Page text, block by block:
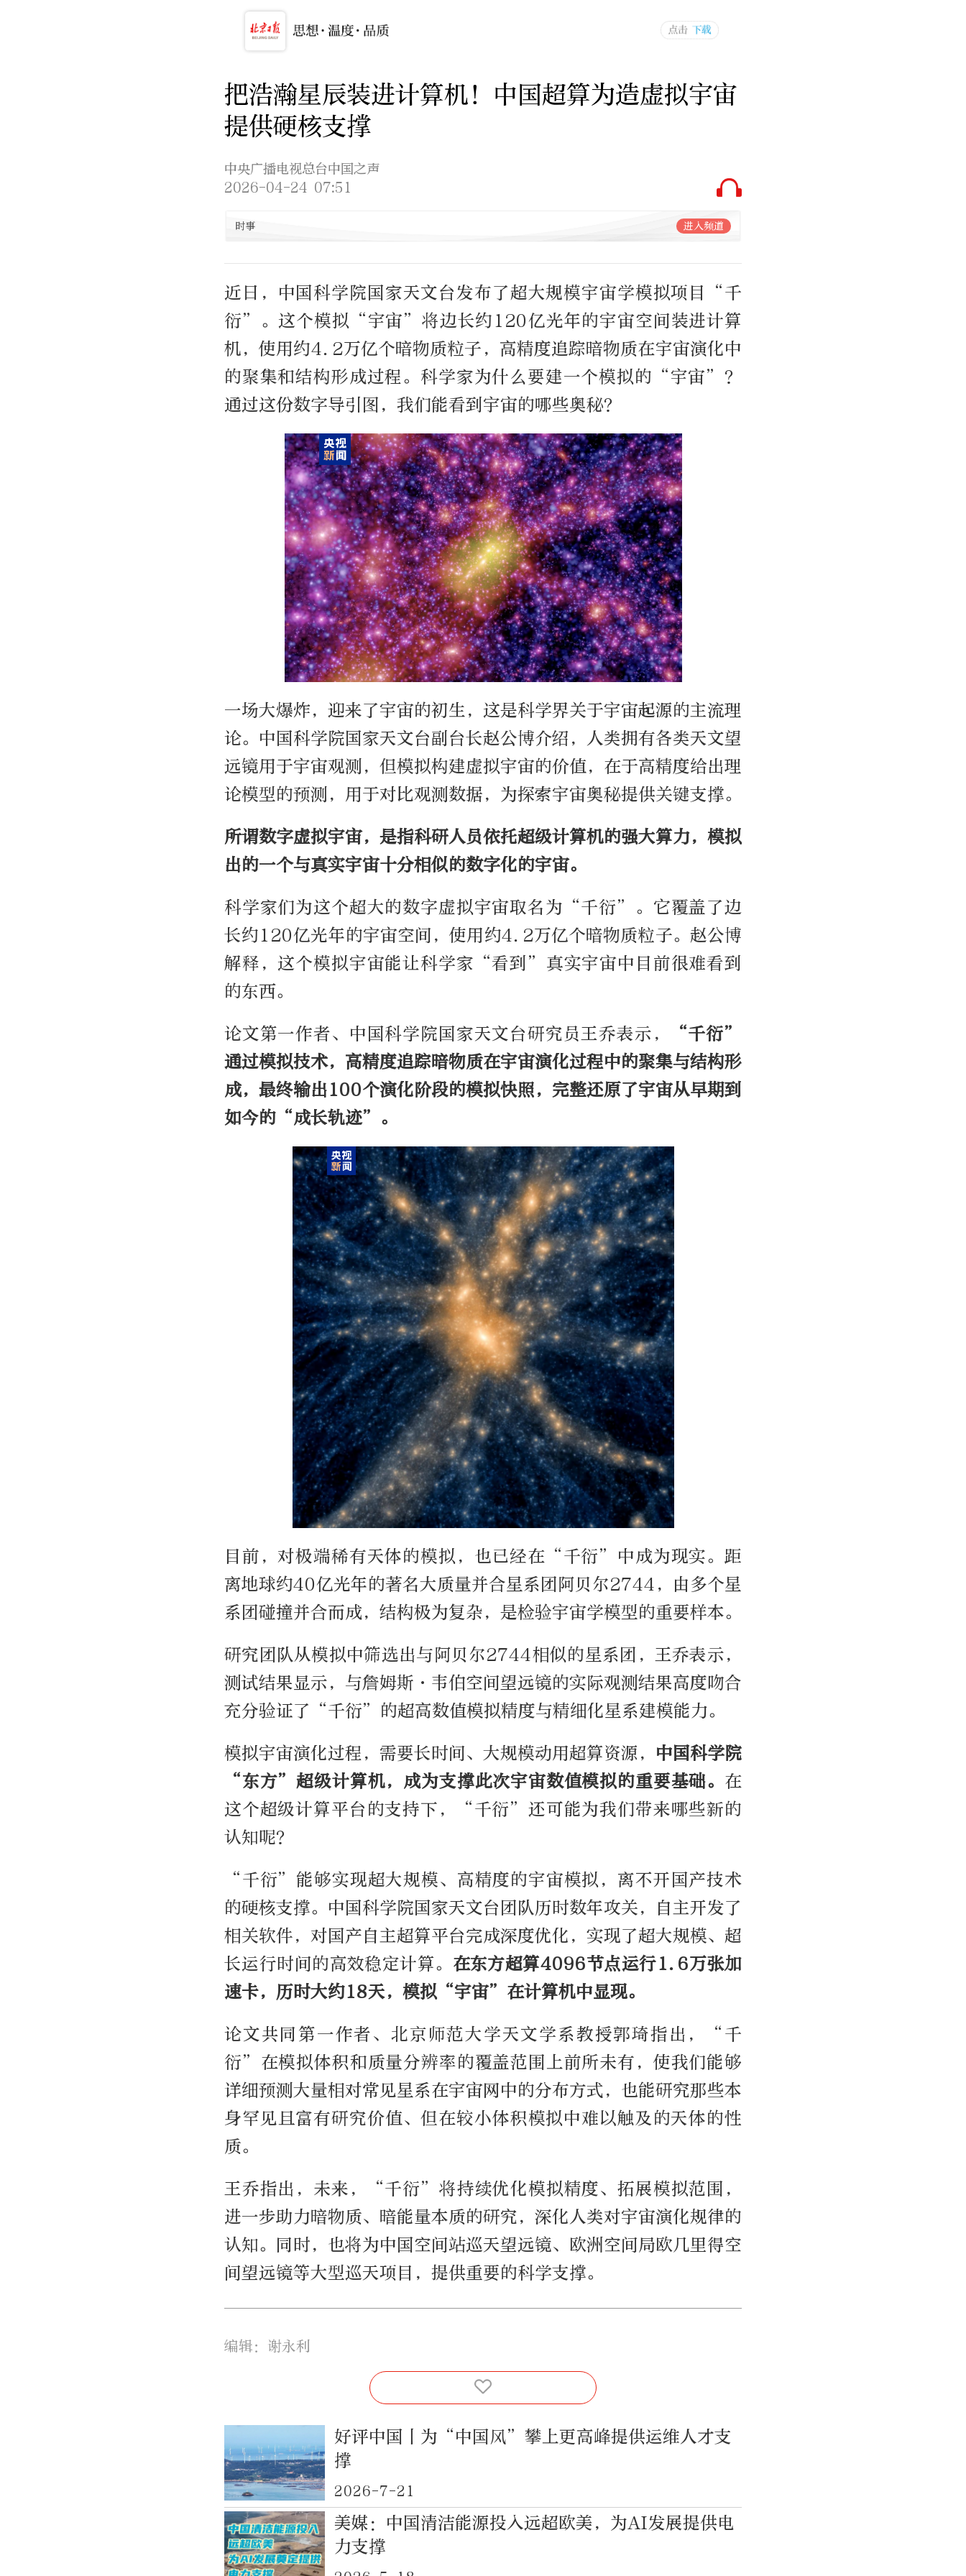
把浩瀚星辰装进计算机！中国超算为造虚拟宇宙
提供硬核支撑
中央广播电视总台中国之声
2026-04-24 07:51
时事 进入频道
近日，中国科学院国家天文台发布了超大规模宇宙学模拟项目“千
衍”。这个模拟“宇宙”将边长约120亿光年的宇宙空间装进计算
机，使用约4.2万亿个暗物质粒子，高精度追踪暗物质在宇宙演化中
的聚集和结构形成过程。科学家为什么要建一个模拟的“宇宙”？
通过这份数字导引图，我们能看到宇宙的哪些奥秘？
一场大爆炸，迎来了宇宙的初生，这是科学界关于宇宙起源的主流理
论。中国科学院国家天文台副台长赵公博介绍，人类拥有各类天文望
远镜用于宇宙观测，但模拟构建虚拟宇宙的价值，在于高精度给出理
论模型的预测，用于对比观测数据，为探索宇宙奥秘提供关键支撑。
所谓数字虚拟宇宙，是指科研人员依托超级计算机的强大算力，模拟
出的一个与真实宇宙十分相似的数字化的宇宙。
科学家们为这个超大的数字虚拟宇宙取名为“千衍”。它覆盖了边
长约120亿光年的宇宙空间，使用约4.2万亿个暗物质粒子。赵公博
解释，这个模拟宇宙能让科学家“看到”真实宇宙中目前很难看到
的东西。
论文第一作者、中国科学院国家天文台研究员王乔表示， “千衍”
通过模拟技术，高精度追踪暗物质在宇宙演化过程中的聚集与结构形
成，最终输出100个演化阶段的模拟快照，完整还原了宇宙从早期到
如今的“成长轨迹”。
目前，对极端稀有天体的模拟，也已经在“千衍”中成为现实。距
离地球约40亿光年的著名大质量并合星系团阿贝尔2744，由多个星
系团碰撞并合而成，结构极为复杂，是检验宇宙学模型的重要样本。
研究团队从模拟中筛选出与阿贝尔2744相似的星系团，王乔表示，
测试结果显示，与詹姆斯·韦伯空间望远镜的实际观测结果高度吻合
充分验证了“千衍”的超高数值模拟精度与精细化星系建模能力。
模拟宇宙演化过程，需要长时间、大规模动用超算资源， 中国科学院
“东方”超级计算机，成为支撑此次宇宙数值模拟的重要基础。 在
这个超级计算平台的支持下，“千衍”还可能为我们带来哪些新的
认知呢？
“千衍”能够实现超大规模、高精度的宇宙模拟，离不开国产技术
的硬核支撑。中国科学院国家天文台团队历时数年攻关，自主开发了
相关软件，对国产自主超算平台完成深度优化，实现了超大规模、超
长运行时间的高效稳定计算。 在东方超算4096节点运行1.6万张加
速卡，历时大约18天，模拟“宇宙”在计算机中显现。
论文共同第一作者、北京师范大学天文学系教授郭琦指出，“千
衍”在模拟体积和质量分辨率的覆盖范围上前所未有，使我们能够
详细预测大量相对常见星系在宇宙网中的分布方式，也能研究那些本
身罕见且富有研究价值、但在较小体积模拟中难以触及的天体的性
质。
王乔指出，未来，“千衍”将持续优化模拟精度、拓展模拟范围，
进一步助力暗物质、暗能量本质的研究，深化人类对宇宙演化规律的
认知。同时，也将为中国空间站巡天望远镜、欧洲空间局欧几里得空
间望远镜等大型巡天项目，提供重要的科学支撑。
编辑：谢永利
好评中国丨为“中国风”攀上更高峰提供运维人才支
撑
2026-7-21
美媒：中国清洁能源投入远超欧美，为AI发展提供电
力支撑